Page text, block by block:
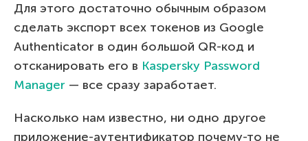
Для этого достаточно обычным образом
сделать экспорт всех токенов из Google
Authenticator в один большой QR-код и
отсканировать его в Kaspersky Password
Manager — все сразу заработает.
Насколько нам известно, ни одно другое
приложение-аутентификатор почему-то не